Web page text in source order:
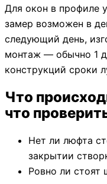
Для окон в профиле
замер возможен в
следующий день,
монтаж — обычно 1
конструкций сроки
Что
что
Нет ли люфта
закрытии
Ровно ли стоят